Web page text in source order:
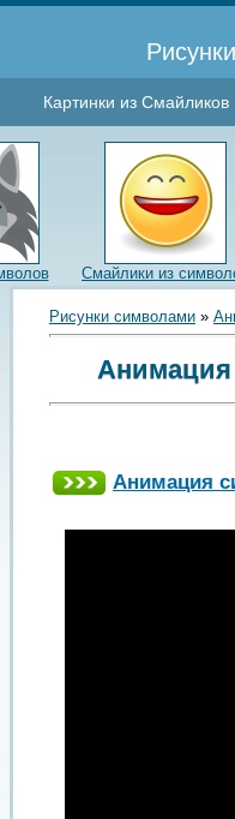
Картинки из Смайликов
Смайлики из
Рисунки символами »
Анимация
Анимация